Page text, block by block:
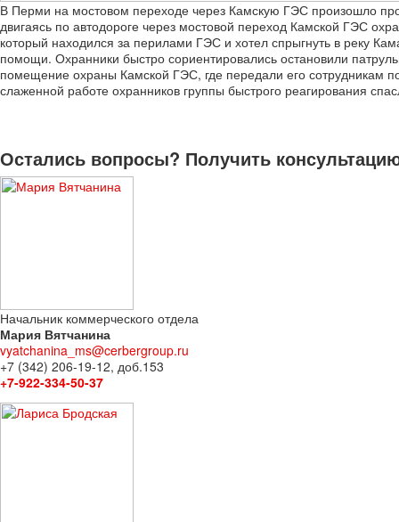
В Перми на мостовом переходе через Камскую ГЭС произошло
двигаясь по автодороге через мостовой переход Камской ГЭС
который находился за перилами ГЭС и хотел спрыгнуть в реку
помощи. Охранники быстро сориентировались остановили
помещение охраны Камской ГЭС, где передали его сотрудникам
слаженной работе охранников группы быстрого реагирования
Остались вопросы? Получить
Начальник коммерческого отдела
Мария Вятчанина
vyatchanina_ms@cerbergroup.ru
+7 (342) 206-19-12, доб.153
+7-922-334-50-37